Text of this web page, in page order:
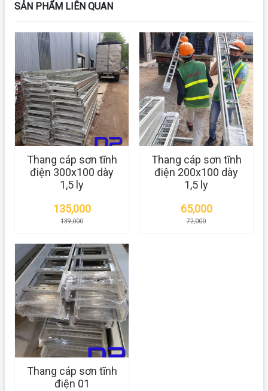
SẢN PHẨM LIÊN QUAN
Thang cáp sơn tĩnh
điện 300x100 dày
1,5 ly
135,000
139,000
Thang cáp sơn tĩnh
điện 200x100 dày
1,5 ly
65,000
72,000
Thang cáp sơn tĩnh
điện 01